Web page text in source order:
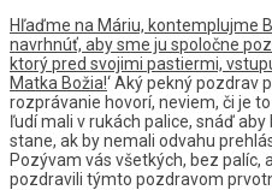
Hľaďme na Máriu, kontemplujme
navrhnúť, aby sme ju spoločne
ktorý pred svojimi pastiermi,
Matka Božia!‘ Aký pekný pozdrav
rozprávanie hovorí, neviem, či je
ľudí mali v rukách palice, snáď
stane, ak by nemali odvahu
Pozývam vás všetkých, bez palíc,
pozdravili týmto pozdravom